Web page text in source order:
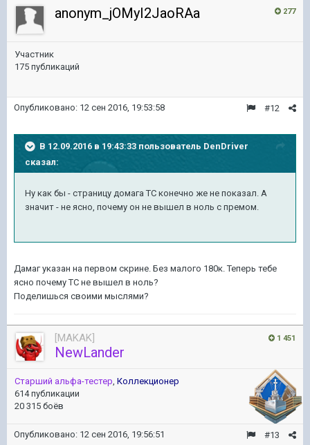
277
anonym_jOMyI2JaoRAa
Участник
175 публикаций
#12
Опубликовано: 12 сен 2016, 19:53:58
В 12.09.2016 в 19:43:33 пользователь DenDriver
сказал:
Ну как бы - страницу домага ТС конечно же не показал. А
значит - не ясно, почему он не вышел в ноль с премом.
Дамаг указан на первом скрине. Без малого 180к. Теперь тебе
ясно почему ТС не вышел в ноль?
Поделишься своими мыслями?
1 451
[MAKAK]
NewLander
Старший альфа-тестер, Коллекционер
614 публикации
20 315 боёв
#13
Опубликовано: 12 сен 2016, 19:56:51